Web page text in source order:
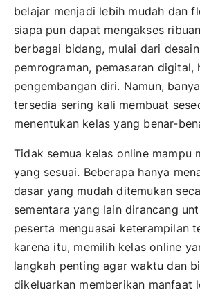
belajar menjadi lebih mudah dan
siapa pun dapat mengakses
berbagai bidang, mulai dari
pemrograman, pemasaran digital,
pengembangan diri. Namun,
tersedia sering kali membuat
menentukan kelas yang benar-
Tidak semua kelas online mampu
yang sesuai. Beberapa hanya
dasar yang mudah ditemukan
sementara yang lain dirancang
peserta menguasai keterampilan
karena itu, memilih kelas online
langkah penting agar waktu dan
dikeluarkan memberikan manfaat